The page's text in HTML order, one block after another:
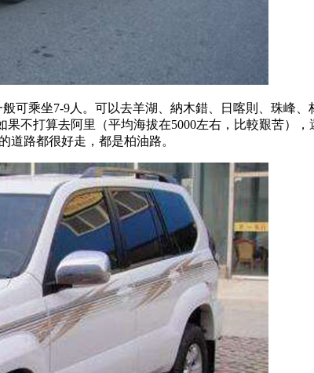
乘坐7-9人。可以去羊湖、納木錯、日喀則、珠峰
不打算去阿里（平均海拔在5000左右，比較艱苦）
道路都很好走，都是柏油路。